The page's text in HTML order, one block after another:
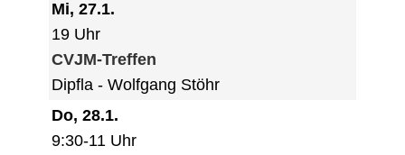
Mi, 27.1.
19 Uhr
CVJM-Treffen
Dipfla
Wolfgang Stöhr
Do, 28.1.
9:30-11 Uhr